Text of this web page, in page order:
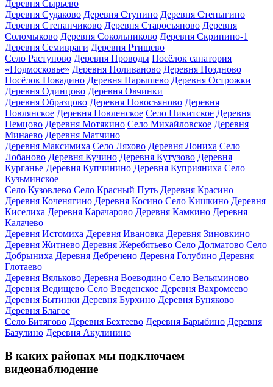
Деревня Сырьево
Деревня Судаково Деревня Ступино Деревня Степыгино
Деревня Степанчиково Деревня Старосъяново Деревня
Соломыково Деревня Сокольниково Деревня Скрипино-1
Деревня Семивраги Деревня Ртищево
Село Растуново Деревня Проводы Посёлок санатория
«Подмосковье» Деревня Поливаново Деревня Поздново
Посёлок Повадино Деревня Парышево Деревня Острожки
Деревня Одинцово Деревня Овчинки
Деревня Образцово Деревня Новосъяново Деревня
Новлянское Деревня Новленское Село Никитское Деревня
Немцово Деревня Мотякино Село Михайловское Деревня
Минаево Деревня Матчино
Деревня Максимиха Село Ляхово Деревня Лониха Село
Лобаново Деревня Кучино Деревня Кутузово Деревня
Курганье Деревня Купчинино Деревня Куприяниха Село
Кузьминское
Село Кузовлево Село Красный Путь Деревня Красино
Деревня Коченягино Деревня Косино Село Кишкино Деревня
Киселиха Деревня Карачарово Деревня Камкино Деревня
Калачево
Деревня Истомиха Деревня Ивановка Деревня Зиновкино
Деревня Житнево Деревня Жеребятьево Село Долматово Село
Добрыниха Деревня Дебречено Деревня Голубино Деревня
Глотаево
Деревня Вяльково Деревня Воеводино Село Вельяминово
Деревня Ведищево Село Введенское Деревня Вахромеево
Деревня Бытинки Деревня Бурхино Деревня Буняково
Деревня Благое
Село Битягово Деревня Бехтеево Деревня Барыбино Деревня
Базулино Деревня Акулинино
В каких районах мы подключаем
видеонаблюдение